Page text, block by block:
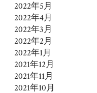
2022年5月
2022年4月
2022年3月
2022年2月
2022年1月
2021年12月
2021年11月
2021年10月